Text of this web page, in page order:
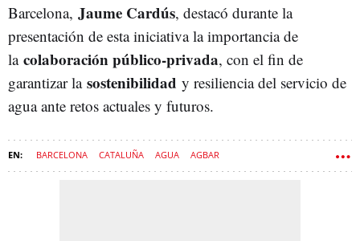
Barcelona, Jaume Cardús, destacó durante la
presentación de esta iniciativa la importancia de
la colaboración público-privada, con el fin de
garantizar la sostenibilidad y resiliencia del servicio de
agua ante retos actuales y futuros.
BARCELONA CATALUÑA AGUA AGBAR